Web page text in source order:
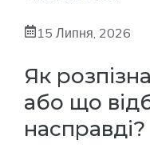
15 Липня, 2026
Як
або що
насправді?